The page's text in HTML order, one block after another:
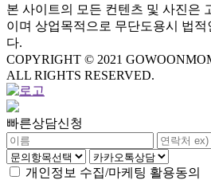
본 사이트의 모든 컨텐츠 및 사진은
이며 상업목적으로 무단도용시 법적
다.
COPYRIGHT © 2021
ALL RIGHTS RESERVED.
빠른상담신청
개인정보 수집/마케팅 활용동의